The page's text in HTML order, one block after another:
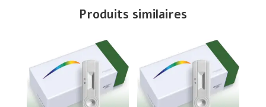
Produits similaires